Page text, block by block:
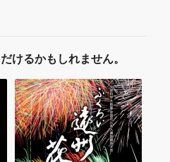
けるかもしれません。